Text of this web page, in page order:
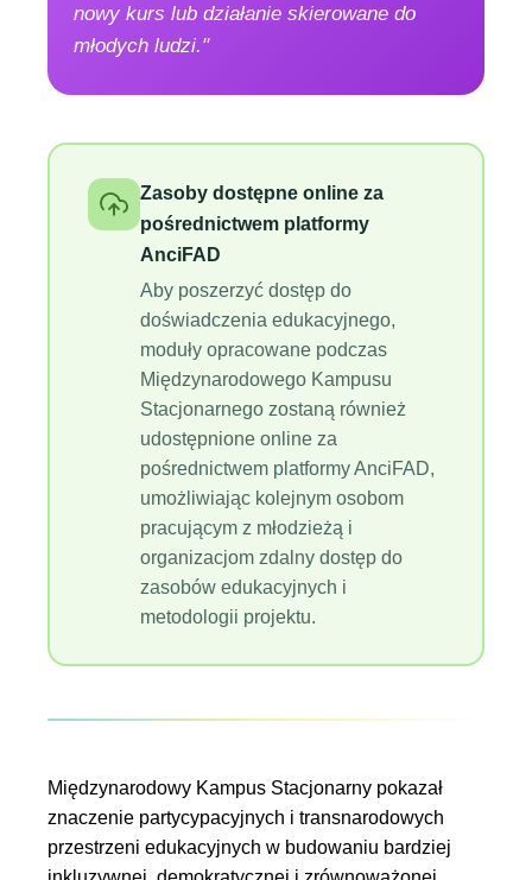
nowy kurs lub działanie skierowane do
młodych ludzi."
Zasoby dostępne online za
pośrednictwem platformy
AnciFAD
Aby poszerzyć dostęp do
doświadczenia edukacyjnego,
moduły opracowane podczas
Międzynarodowego Kampusu
Stacjonarnego zostaną również
udostępnione online za
pośrednictwem platformy AnciFAD,
umożliwiając kolejnym osobom
pracującym z młodzieżą i
organizacjom zdalny dostęp do
zasobów edukacyjnych i
metodologii projektu.
Międzynarodowy Kampus Stacjonarny pokazał
znaczenie partycypacyjnych i transnarodowych
przestrzeni edukacyjnych w budowaniu bardziej